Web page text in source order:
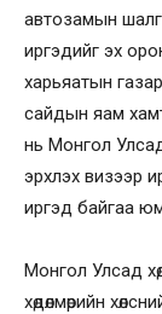
автозамын
иргэдийг эх
харьяатын
сайдын яам
нь Монгол Улсад
эрхлэх визээр
иргэд байгаа
Монгол Улсад
хөдөлмөрийн